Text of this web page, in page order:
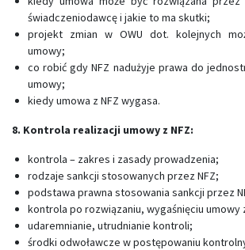
świadczeniodawcę i jakie to ma skutki;
projekt zmian w OWU dot. kolejnych
umowy;
co robić gdy NFZ nadużyje prawa do
umowy;
kiedy umowa z NFZ wygasa.
8. Kontrola realizacji umowy z NFZ:
kontrola – zakres i zasady prowadzenia;
rodzaje sankcji stosowanych przez NFZ;
podstawa prawna stosowania sankcji przez
kontrola po rozwiązaniu, wygaśnięciu umowy
udaremnianie, utrudnianie kontroli;
środki odwoławcze w postępowaniu